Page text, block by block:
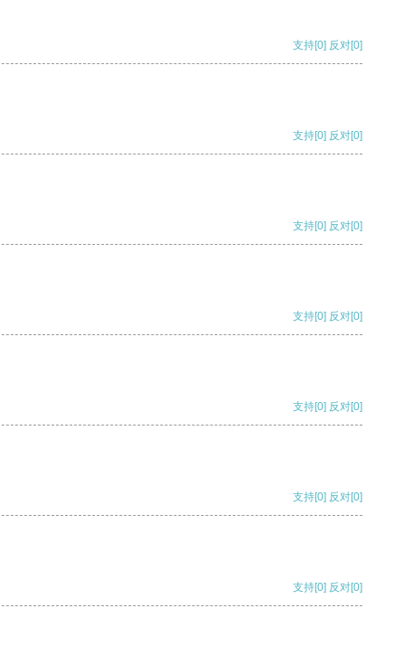
支持[0] 反对[0]
支持[0] 反对[0]
支持[0] 反对[0]
支持[0] 反对[0]
支持[0] 反对[0]
支持[0] 反对[0]
支持[0] 反对[0]